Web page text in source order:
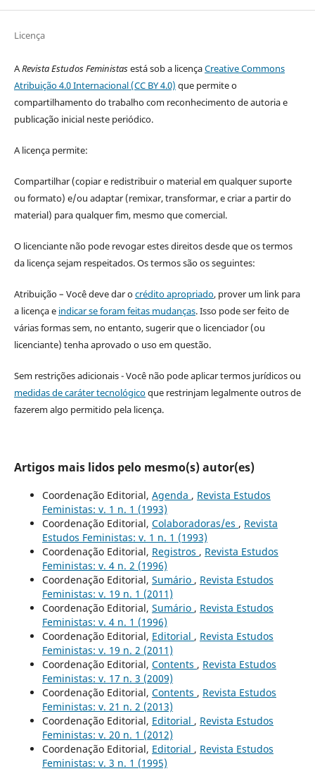
Licença
ARevista Estudos Feministasestá sob a licençaCreative Commons
Atribuição 4.0 Internacional (CC BY 4.0) que permite o
compartilhamento do trabalho com reconhecimento de autoria e
publicação inicial neste periódico.
A licença permite:
Compartilhar (copiar e redistribuir o material em qualquer suporte
ou formato) e/ou adaptar (remixar, transformar, e criar a partir do
material) para qualquer fim, mesmo que comercial.
O licenciante não pode revogar estes direitos desde que os termos
da licença sejam respeitados. Os termos são os seguintes:
Atribuição – Você deve dar ocrédito apropriado, prover um link para
a licença e indicar se foram feitas mudanças. Isso pode ser feito de
várias formas sem, no entanto, sugerir que o licenciador (ou
licenciante) tenha aprovado o uso em questão.
Sem restrições adicionais - Você não pode aplicar termos jurídicos ou
medidas de caráter tecnológicoque restrinjam legalmente outros de
fazerem algo permitido pela licença.
Artigos mais lidos pelo mesmo(s) autor(es)
Coordenação Editorial, Agenda , Revista Estudos
Feministas: v. 1 n. 1 (1993)
Coordenação Editorial, Colaboradoras/es , Revista
Estudos Feministas: v. 1 n. 1 (1993)
Coordenação Editorial, Registros , Revista Estudos
Feministas: v. 4 n. 2 (1996)
Coordenação Editorial, Sumário , Revista Estudos
Feministas: v. 19 n. 1 (2011)
Coordenação Editorial, Sumário , Revista Estudos
Feministas: v. 4 n. 1 (1996)
Coordenação Editorial, Editorial , Revista Estudos
Feministas: v. 19 n. 2 (2011)
Coordenação Editorial, Contents , Revista Estudos
Feministas: v. 17 n. 3 (2009)
Coordenação Editorial, Contents , Revista Estudos
Feministas: v. 21 n. 2 (2013)
Coordenação Editorial, Editorial , Revista Estudos
Feministas: v. 20 n. 1 (2012)
Coordenação Editorial, Editorial , Revista Estudos
Feministas: v. 3 n. 1 (1995)